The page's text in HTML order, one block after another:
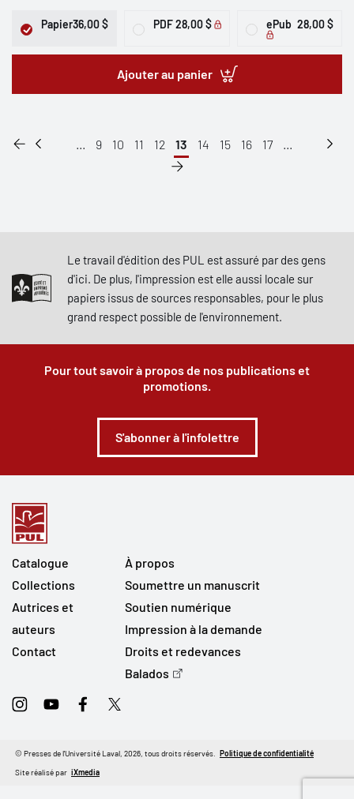
Papier36,00 $ PDF28,00 $ ePub 28,00 $
Ajouter au panier
... 9 10 11 12 13 14 15 16 17 ...
Le travail d'édition des PUL est assuré par des gens
d'ici. De plus, l'impression est elle aussi locale sur
papiers issus de sources responsables, pour le plus
grand respect possible de l'environnement.
Pour tout savoir à propos de nos publications et
promotions.
S'abonner à l'infolettre
Catalogue
Collections
Autrices et
auteurs
Contact
À propos
Soumettre un manuscrit
Soutien numérique
Impression à la demande
Droits et redevances
Balados
InstagramYoutubeFacebookTwitter
Site réalisé par iXmedia
© Presses de l'Université Laval, 2026, tous droits réservés. Politique de confidentialité